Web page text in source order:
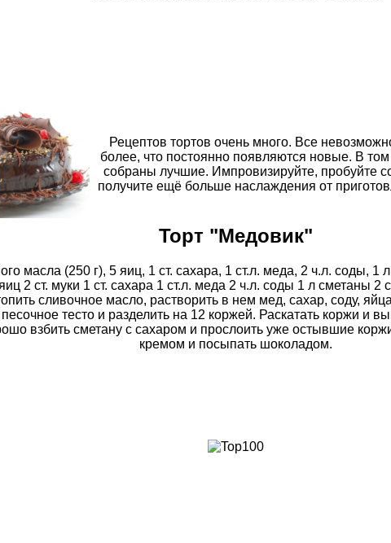
Рецептов тортов очень много. Все
более, что постоянно появляются новые. В
собраны лучшие. Импровизируйте, пробуйте
получите ещё больше наслаждения от
Торт "Медовик"
масла (250 г), 5 яиц, 1 ст. сахара, 1 ст.л. меда, 2 ч.л. соды, 1
2 ст. муки 1 ст. сахара 1 ст.л. меда 2 ч.л. соды 1 л сметаны 2
сливочное масло, растворить в нем мед, сахар, соду,
тесто и разделить на 12 коржей. Раскатать коржи и
взбить сметану с сахаром и прослоить уже остывшие
кремом и посыпать шоколадом.